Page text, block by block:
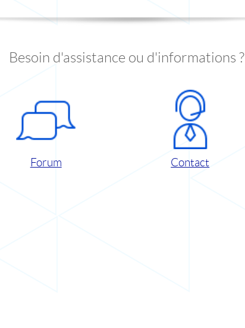
Besoin d'assistance ou d'informations ?
Forum Contact